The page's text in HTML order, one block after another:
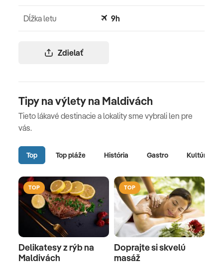
Zdielať
Dĺžka letu 9h
Tipy na výlety na Maldivách
Tieto lákavé destinacie a lokality sme vybrali len pre
vás.
Top Top pláže História Gastro Kultúra
TOP
Delikatesy z rýb na
Maldivách
TOP
Doprajte si skvelú
masáž